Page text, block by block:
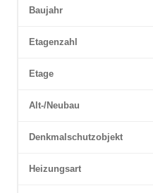
Baujahr
Etagenzahl
Etage
Alt-/Neubau
Denkmalschutzobjekt
Heizungsart